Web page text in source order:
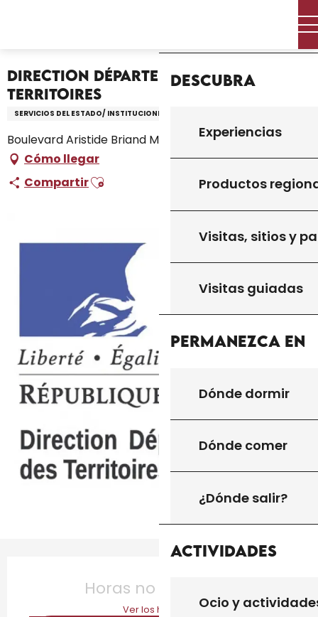
Descubra
Experiencias
Productos
Visitas, sitios y
Visitas guiadas
Permanezca en
Dónde dormir
Dónde comer
¿Dónde salir?
Actividades
Ocio y
Direction Départementale des
Territoires
SERVICIOS DEL ESTADO/ INSTITUCIONES
Boulevard Aristide Briand Maison de l'État, Gourdon
Cómo llegar
CompartirAjouter aux favoris
Horas no resueltas
Ver los horarios